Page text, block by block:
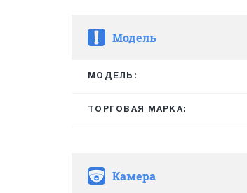
Модель
МОДЕЛЬ:
ТОРГОВАЯ МАРКА:
Камера